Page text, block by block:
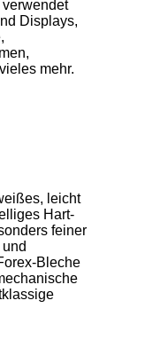
Displays,
mehr.
leicht
Hart-
feiner
Bleche